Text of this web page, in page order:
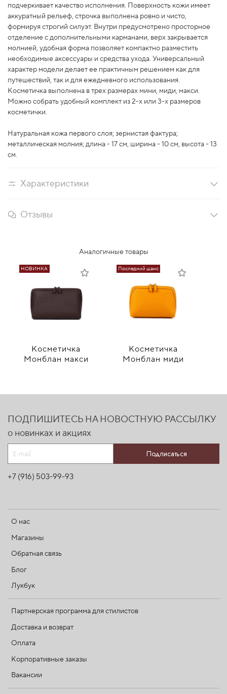
подчеркивает качество исполнения. Поверхность кожи имеет
аккуратный рельеф, строчка выполнена ровно и чисто,
формируя строгий силуэт. Внутри предусмотрено просторное
отделение с дополнительными карманами, верх закрывается
молнией, удобная форма позволяет компактно разместить
необходимые аксессуары и средства ухода. Универсальный
характер модели делаетее практичным решением как для
путешествий, так и для ежедневного использования.
Косметичка выполнена в трех размерах мини, миди, макси.
Можно собрать удобный комплект из 2-х или 3-х размеров
косметички.
Натуральная кожа первого слоя; зернистая фактура;
металлическая молния; длина - 17 см, ширина - 10 см, высота - 13
см.
Характеристики
Отзывы
Аналогичные товары
НОВИНКА
15 890 ₽
Косметичка
Монблан макси
Последний шанс
13 890 ₽
Косметичка
Монблан миди
О нас
Магазины
Обратная связь
Блог
Лукбук
Партнерская программа для стилистов
Доставка и возврат
Оплата
Корпоративные заказы
Вакансии
ПОДПИШИТЕСЬ НА НОВОСТНУЮ РАССЫЛКУ
о новинках и акциях
Подписаться
+7 (916) 503-99-93